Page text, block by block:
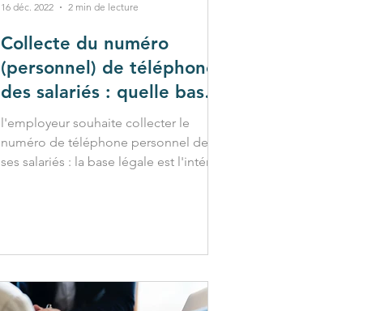
Collecte du numéro
(personnel) de téléphone
des salariés : quelle base
légale ?
l'employeur souhaite collecter le
numéro de téléphone personnel de
ses salariés : la base légale est l'intérêt
16 déc. 2022 2 min de lecture